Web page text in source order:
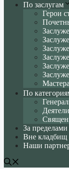
По заслугам
Герои
По
За пределами
Вне кладбищ
Наши